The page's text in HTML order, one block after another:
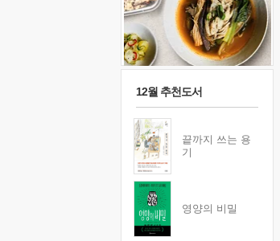
12월 추천도서
끝까지 쓰는 용
기
영양의 비밀